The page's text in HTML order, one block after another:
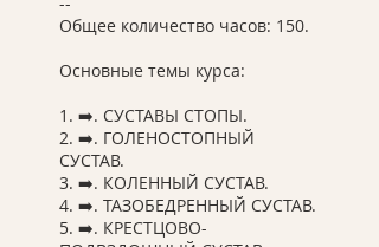
Общее количество часов: 150.
Основные темы курса:
1. ➡️. СУСТАВЫ СТОПЫ.
2. ➡️. ГОЛЕНОСТОПНЫЙ
СУСТАВ.
3. ➡️. КОЛЕННЫЙ СУСТАВ.
4. ➡️. ТАЗОБЕДРЕННЫЙ СУСТАВ.
5. ➡️. КРЕСТЦОВО-